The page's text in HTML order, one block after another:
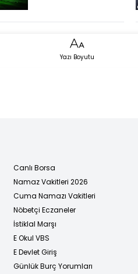
Yazı Boyutu
Canlı Borsa
Namaz Vakitleri 2026
Cuma Namazı Vakitleri
Nöbetçi Eczaneler
İstiklal Marşı
E Okul VBS
E Devlet Giriş
Günlük Burç Yorumları